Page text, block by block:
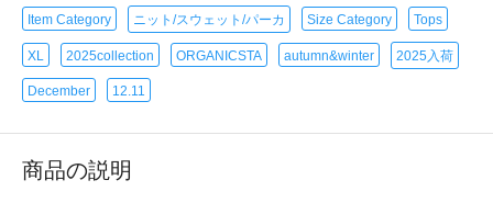
Item Category ニット/スウェット/パーカ Size Category Tops
XL 2025collection ORGANICSTA autumn&winter 2025入荷
December 12.11
商品の説明